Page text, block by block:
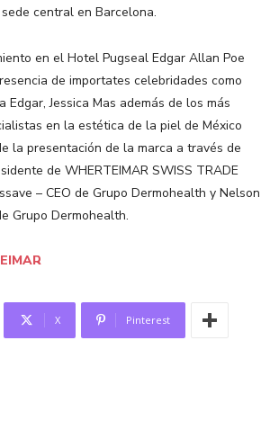
central en Barcelona.
en el Hotel Pugseal Edgar Allan Poe
de importates celebridades como
Edgar, Jessica Mas además de los más
en la estética de la piel de México
la presentación de la marca a través de
de WHERTEIMAR SWISS TRADE
– CEO de Grupo Dermohealth y Nelson
Grupo Dermohealth.
X Pinterest